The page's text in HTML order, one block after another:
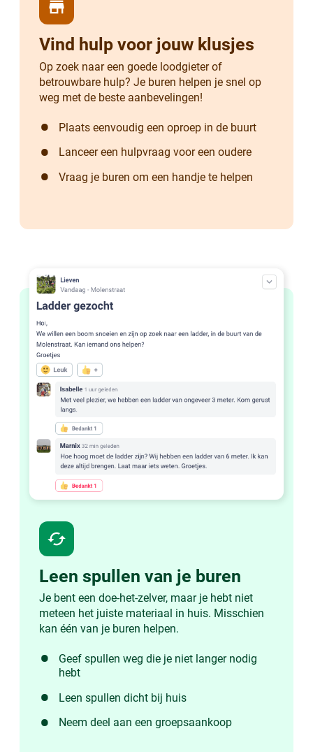
store
Vind hulp voor jouw klusjes
Op zoek naar een goede loodgieter of
betrouwbare hulp? Je buren helpen je snel op
weg met de beste aanbevelingen!
Plaats eenvoudig een oproep in de buurt
Lanceer een hulpvraag voor een oudere
Vraag je buren om een handje te helpen
cached
Leen spullen van je buren
Je bent een doe-het-zelver, maar je hebt niet
meteen het juiste materiaal in huis. Misschien
kan één van je buren helpen.
Geef spullen weg die je niet langer nodig
hebt
Leen spullen dicht bij huis
Neem deel aan een groepsaankoop